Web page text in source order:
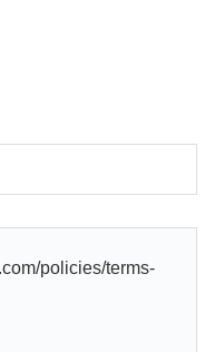
policies/terms-